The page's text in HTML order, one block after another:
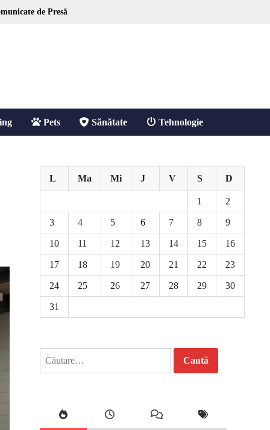
de Presă
Pets Sănătate Tehnologie
L Ma Mi J V S D
1 2
3 4 5 6 7 8 9
10 11 12 13 14 15 16
17 18 19 20 21 22 23
24 25 26 27 28 29 30
31